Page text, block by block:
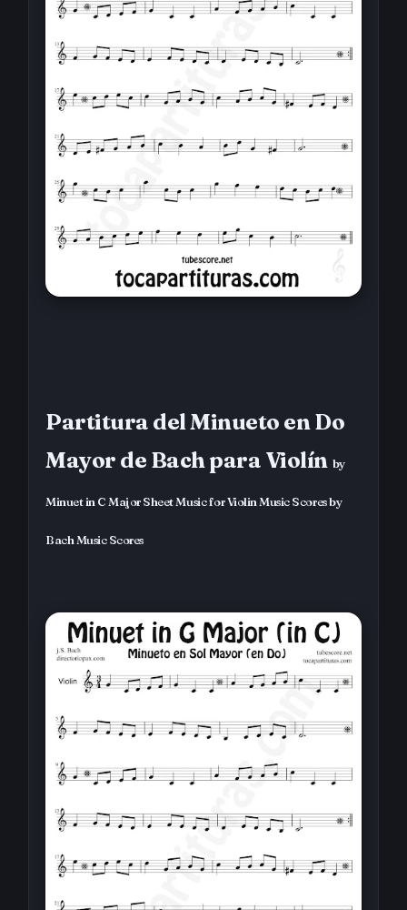
Partitura del Minueto en Do
Mayor de Bach para Violín by
Minuet in C Major Sheet Music for Violin Music Scores by
Bach Music Scores